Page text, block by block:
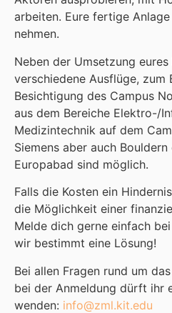
arbeiten. Eure fertige
nehmen.
Neben der Umsetzung
verschiedene Ausflüge, zum
Besichtigung des Campus
aus dem Bereiche Elektro-/
Medizintechnik auf dem
Siemens aber auch
Europabad sind möglich.
Falls die Kosten ein
die Möglichkeit einer
Melde dich gerne einfach
wir bestimmt eine Lösung!
Bei allen Fragen rund um
bei der Anmeldung dürft ihr
wenden: info@zml.kit.edu